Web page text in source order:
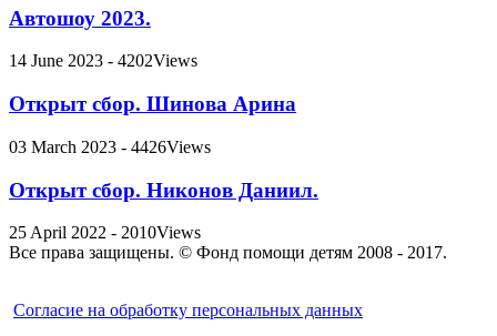
Автошоу 2023.
14 June 2023 - 4202Views
Открыт сбор. Шинова Арина
03 March 2023 - 4426Views
Открыт сбор. Никонов Даниил.
25 April 2022 - 2010Views
Все права защищены. © Фонд помощи детям 2008 - 2017.
Cогласие на обработку персональных данных